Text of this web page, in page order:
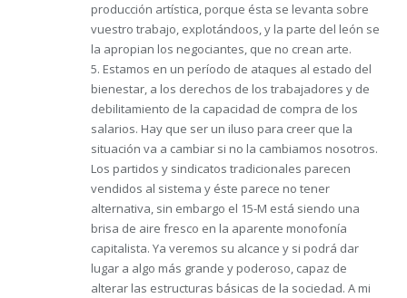
producción artística, porque ésta se levanta sobre
vuestro trabajo, explotándoos, y la parte del león se
la apropian los negociantes, que no crean arte.
5. Estamos en un período de ataques al estado del
bienestar, a los derechos de los trabajadores y de
debilitamiento de la capacidad de compra de los
salarios. Hay que ser un iluso para creer que la
situación va a cambiar si no la cambiamos nosotros.
Los partidos y sindicatos tradicionales parecen
vendidos al sistema y éste parece no tener
alternativa, sin embargo el 15-M está siendo una
brisa de aire fresco en la aparente monofonía
capitalista. Ya veremos su alcance y si podrá dar
lugar a algo más grande y poderoso, capaz de
alterar las estructuras básicas de la sociedad. A mi